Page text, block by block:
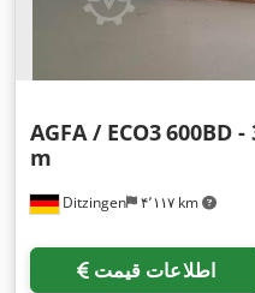
Ditzingen ۴٬۱۱۷ km
AGFA / ECO3600BD -
m
اطلاعات قیمت